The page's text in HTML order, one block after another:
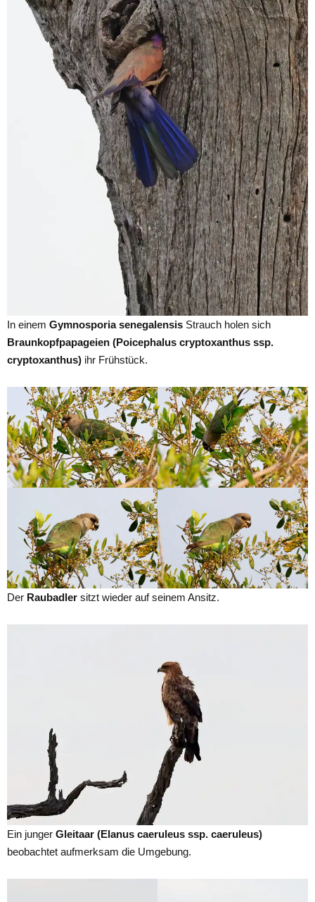
In einem Gymnosporia senegalensis Strauch holen sich
Braunkopfpapageien (Poicephalus cryptoxanthus ssp.
cryptoxanthus) ihr Frühstück.
Der Raubadler sitzt wieder auf seinem Ansitz.
Ein junger Gleitaar (Elanus caeruleus ssp. caeruleus)
beobachtet aufmerksam die Umgebung.